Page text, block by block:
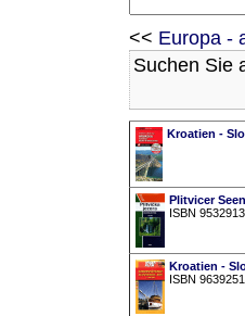
<< Europa -
Suchen Sie
Kroatien -
Plitvicer
ISBN
Kroatien -
ISBN